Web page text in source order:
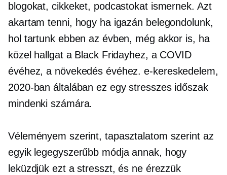
blogokat, cikkeket, podcastokat ismernek. Azt
akartam tenni, hogy ha igazán belegondolunk,
hol tartunk ebben az évben, még akkor is, ha
közel hallgat a Black Fridayhez, a COVID
évéhez, a növekedés évéhez.e-kereskedelem,
2020-ban általában ez egy stresszes időszak
mindenki számára.
Véleményem szerint, tapasztalatom szerint az
egyik legegyszerűbb módja annak, hogy
leküzdjük ezt a stresszt, és ne érezzük